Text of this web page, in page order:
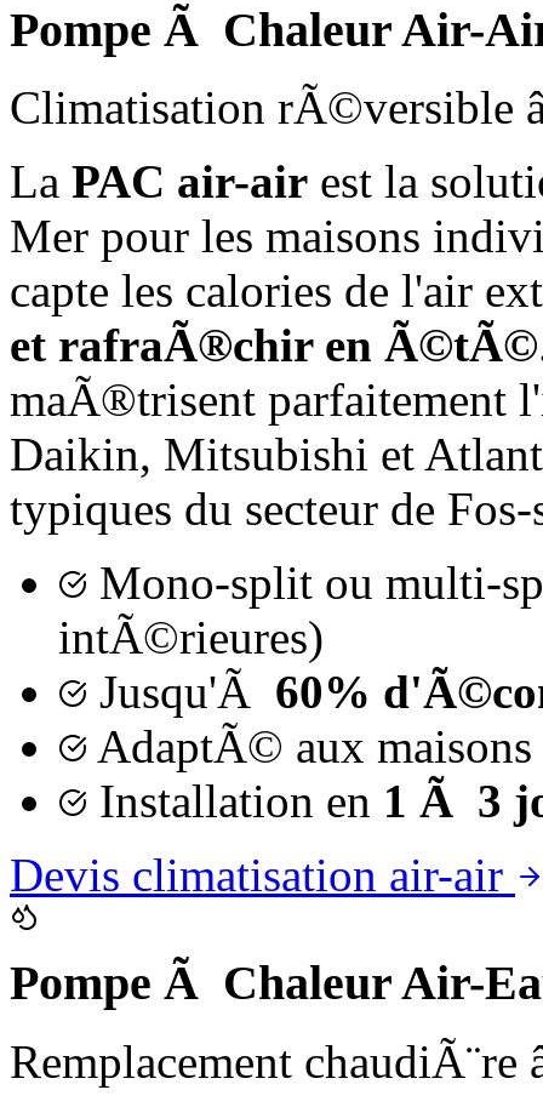
Pompe Ã Chaleur Air-
Climatisation rÃ©versible
La PAC air-air est la
Mer pour les maisons
capte les calories de l'air
et rafraÃ®chir en Ã©tÃ©
maÃ®trisent parfaitement
Daikin, Mitsubishi et
typiques du secteur de
Mono-split ou multi-
intÃ©rieures)
Jusqu'Ã 60%
AdaptÃ© aux
Installation en 1 Ã 3
Devis climatisation air-air
Pompe Ã Chaleur Air-
Remplacement chaudiÃ¨re